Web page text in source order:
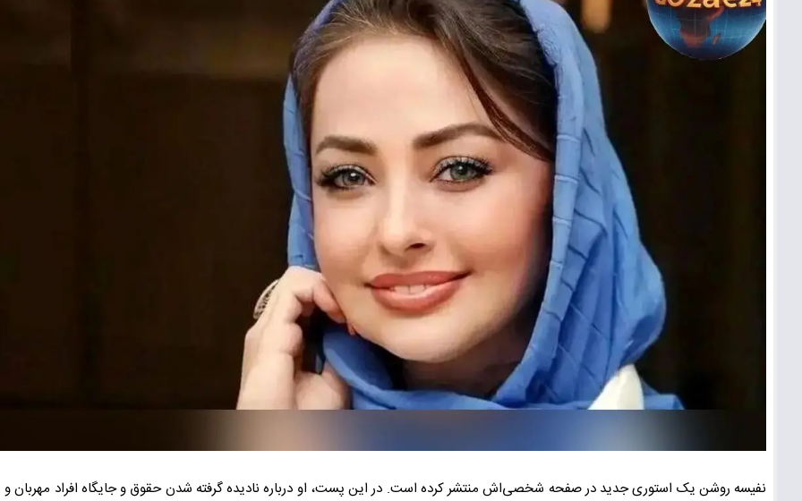
نفیسه روشن یک استوری جدید در صفحه شخصی‌اش منتشر کرده است. در این پست، او درباره نادیده گرفته شدن حقوق و جایگاه افراد مهربان